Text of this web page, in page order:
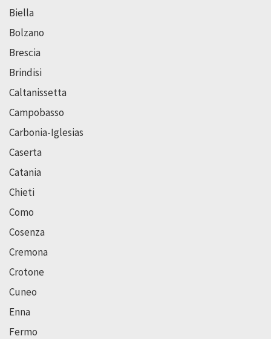
Biella
Bolzano
Brescia
Brindisi
Caltanissetta
Campobasso
Carbonia-Iglesias
Caserta
Catania
Chieti
Como
Cosenza
Cremona
Crotone
Cuneo
Enna
Fermo